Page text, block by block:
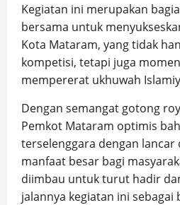
Kegiatan ini merupakan
bersama untuk
Kota Mataram, yang tidak
kompetisi, tetapi juga
mempererat ukhuwah
Dengan semangat gotong
Pemkot Mataram optimis
terselenggara dengan lancar
manfaat besar bagi
diimbau untuk turut hadir
jalannya kegiatan ini sebagai